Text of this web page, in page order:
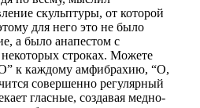
скульптуры, от которой
для него это не было
а было анапестом с
строках. Можете
к каждому амфибрахию, “О,
совершенно регулярный
гласные, создавая медно-